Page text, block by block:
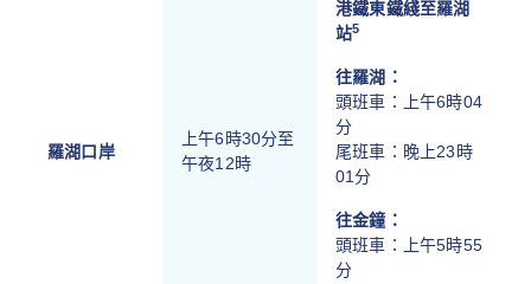
羅湖口岸
上午6時30分至
午夜12時
港鐵東鐵綫至羅湖
站5
往羅湖：
頭班車：上午6時04
分
尾班車：晚上23時
01分
往金鐘：
頭班車：上午5時55
分